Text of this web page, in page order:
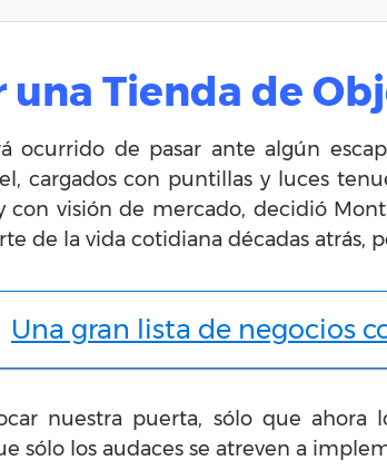
una Tienda de
ocurrido de pasar ante algún
cargados con puntillas y luces
con visión de mercado, decidió
de la vida cotidiana décadas atrás,
Una gran lista de negocios
nuestra puerta, sólo que
sólo los audaces se atreven a